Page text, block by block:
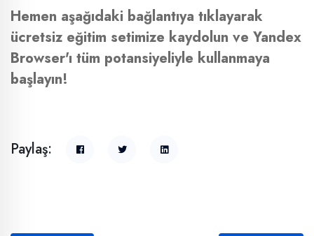
Hemen aşağıdaki bağlantıya tıklayarak
ücretsiz eğitim setimize kaydolun ve Yandex
Browser'ı tüm potansiyeliyle kullanmaya
başlayın!
Paylaş: